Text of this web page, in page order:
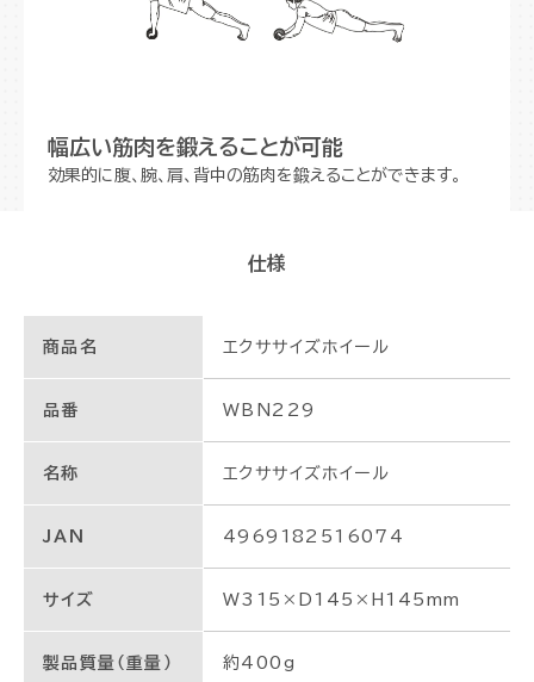
幅広い筋肉を鍛えることが可能
効果的に腹、腕、肩、背中の筋肉を鍛えることができます。
仕様
商品名 エクササイズホイール
品番 WBN229
名称 エクササイズホイール
JAN 4969182516074
サイズ W315×D145×H145mm
製品質量（重量） 約400g